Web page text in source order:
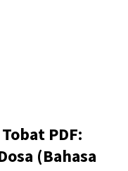
PDF:
(Bahasa